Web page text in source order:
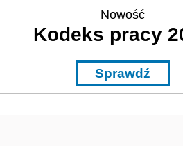
Nowość
Kodeks pracy
Sprawdź